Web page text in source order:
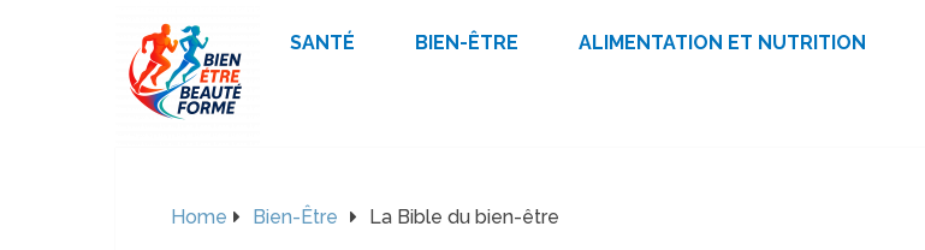
SANTÉ BIEN-ÊTRE ALIMENTATION ET NUTRITION
Home Bien-Être La Bible du bien-être